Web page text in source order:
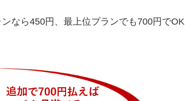
なら450円、最上位プランでも700円でOK